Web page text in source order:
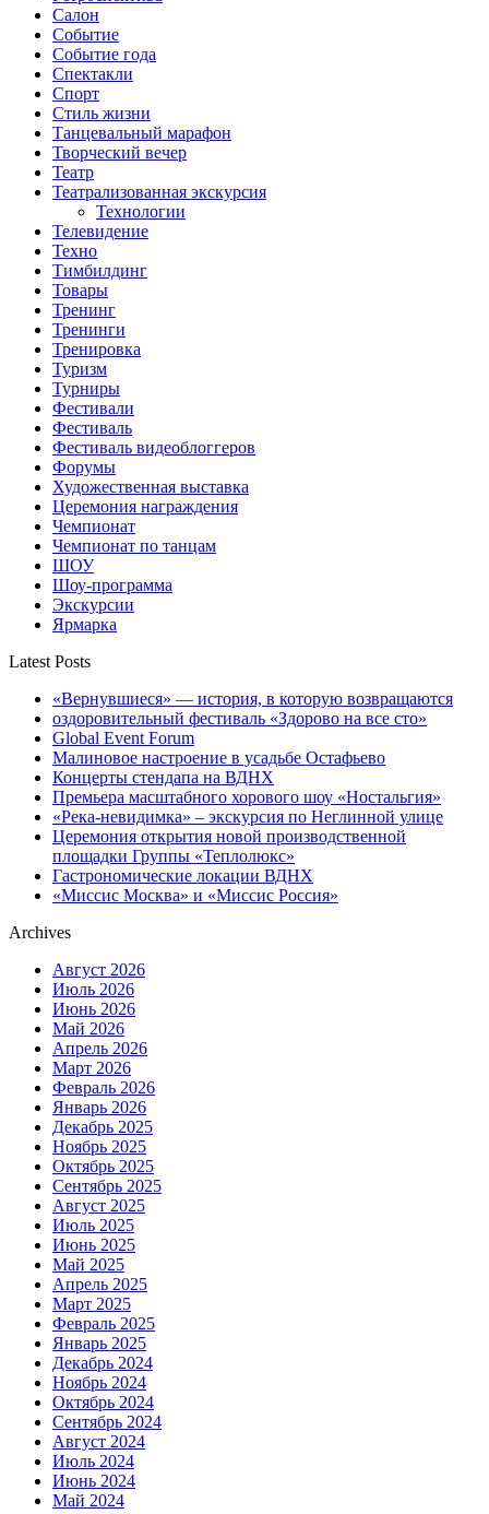
Салон
Событие
Событие года
Спектакли
Спорт
Стиль жизни
Танцевальный марафон
Творческий вечер
Театр
Театрализованная экскурсия
Технологии
Телевидение
Техно
Тимбилдинг
Товары
Тренинг
Тренинги
Тренировка
Туризм
Турниры
Фестивали
Фестиваль
Фестиваль видеоблоггеров
Форумы
Художественная выставка
Церемония награждения
Чемпионат
Чемпионат по танцам
ШОУ
Шоу-программа
Экскурсии
Ярмарка
Latest Posts
«Вернувшиеся» — история, в которую возвращаются
оздоровительный фестиваль «Здорово на все сто»
Global Event Forum
Малиновое настроение в усадьбе Остафьево
Концерты стендапа на ВДНХ
Премьера масштабного хорового шоу «Ностальгия»
«Река-невидимка» – экскурсия по Неглинной улице
Церемония открытия новой производственной
площадки Группы «Теплолюкс»
Гастрономические локации ВДНХ
«Миссис Москва» и «Миссис Россия»
Archives
Август 2026
Июль 2026
Июнь 2026
Май 2026
Апрель 2026
Март 2026
Февраль 2026
Январь 2026
Декабрь 2025
Ноябрь 2025
Октябрь 2025
Сентябрь 2025
Август 2025
Июль 2025
Июнь 2025
Май 2025
Апрель 2025
Март 2025
Февраль 2025
Январь 2025
Декабрь 2024
Ноябрь 2024
Октябрь 2024
Сентябрь 2024
Август 2024
Июль 2024
Июнь 2024
Май 2024